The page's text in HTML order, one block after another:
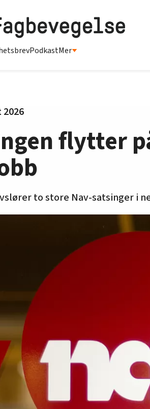
PodkastMer
flytter
to store Nav-satsinger i